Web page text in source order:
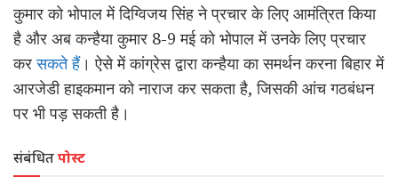
कुमार को भोपाल में दिग्विजय सिंह ने प्रचार के लिए आमंत्रित किया
है और अब कन्हैया कुमार 8-9 मई को भोपाल में उनके लिए प्रचार
करसकते हैं। ऐसे में कांग्रेस द्वारा कन्हैया का समर्थन करना बिहार में
आरजेडी हाइकमान को नाराज कर सकता है, जिसकी आंच गठबंधन
पर भी पड़ सकती है।
संबंधितपोस्ट